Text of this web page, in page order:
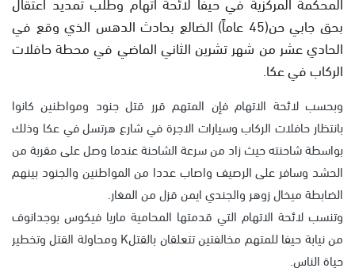
بحق جابي حن(45 عاماً) الضالع بحادث الدهس الذي وقع في
الحادي عشر من شهر تشرين الثاني الماضي في محطة حافلات
الركاب في عكا.
وبحسب لائحة الاتهام فإن المتهم قرر قتل جنود ومواطنين كانوا
بانتظار حافلات الركاب وسيارات الاجرة في شارع هرتسل في عكا وذلك
بواسطة شاحنته حيث زاد من سرعة الشاحنة عندما وصل على مقربة من
الحشد وسافر على الرصيف واصاب عددا من المواطنين والجنود بينهم
الضابطة ميخال زوهر والجندي ايمن قزل من المغار.
وتنسب لائحة الاتهام التي قدمتها المحامية ماريا فيكوس بوجدانوف
من نيابة حيفا للمتهم مخالفتين تتعلقان بالقتلK ومحاولة القتل وتخطير
حياة الناس.